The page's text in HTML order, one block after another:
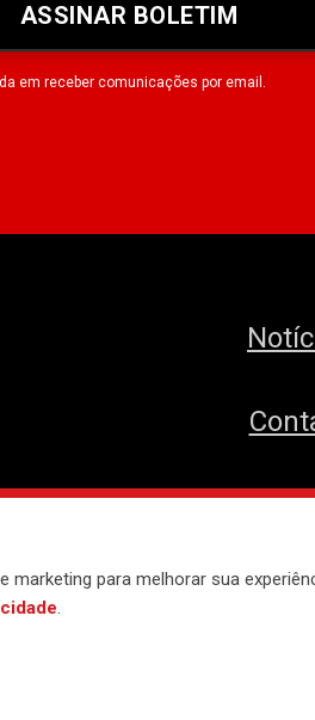
para melhorar sua
.
ASSINAR BOLETIM
em receber comunicações por email.